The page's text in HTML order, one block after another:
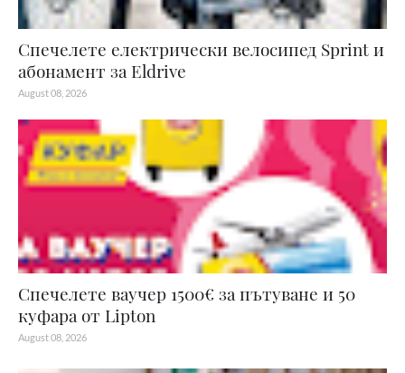
Спечелете електрически велосипед Sprint и
абонамент за Eldrive
August 08, 2026
Спечелете ваучер 1500€ за пътуване и 50
куфара от Lipton
August 08, 2026